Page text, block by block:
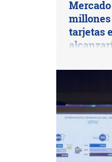
millones
tarjetas